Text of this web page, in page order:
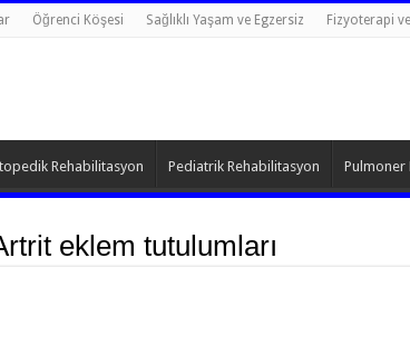
Öğrenci Köşesi Sağlıklı Yaşam ve Egzersiz Fizyoterapi
Rehabilitasyon Pediatrik Rehabilitasyon Pulmoner
eklem tutulumları